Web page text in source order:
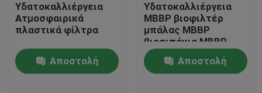
Ποιοτικός έλεγχος
Μας ελάτε σε επαφή με
Υδατοκαλλιέργεια
Ατμοσφαιρικά
πλαστικά φίλτρα
Αποστολή
Υδατοκαλλιέργεια
ΜΒΒΡ βιοφιλτέρ
μπάλας ΜΒΒΡ
βιοσιπάκια ΜΒΒΡ
μέσα για λίμνη κοί
Αποστολή